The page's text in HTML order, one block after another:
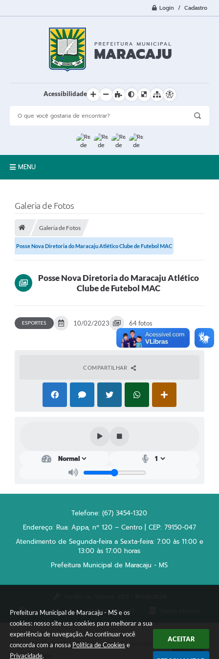
Prefeitura Municipal de Maracaju - MS e os
cookies: nosso site usa cookies para melhorar a sua
experiência de navegação. Ao continuar você
concorda com a nossa Política de Cookies e
Privacidade.
ACEITAR
Login / Cadastro
Acessibilidade
MENU
Prefeitura
LGPD
Licitações
Publicações
Serviços para o cidadão
Serviços para a empresa
Plano Municipal de Enfrentamento da Pandemia em
Decorrência de COVID-19 Comércio - Adesão ao
Plano Municipal de Enfrentamento da Pandemia em
Galeria de Fotos
Galeria de Fotos
Posse Nova Diretoria do Maracaju Atlético Clube de Futebol MAC
Posse Nova Diretoria do Maracaju Atlético
Clube de Futebol MAC
ESPORTES 10/02/2023 64 fotos
COMPARTILHAR
Telefone: (67) 3454-1320
Endereço: Rua: Appa, nº 120 – Centro | CEP: 79150-047
Atendimento de Segunda-feira a Sexta-feira: 7:00 às 11:00 e
13:00 às 17:00 horas
Prefeitura Municipal de Maracaju - MS
Portal atualizado em:07/08/2026 16:57
Copyright Instar - 2006-2026. Todos os direitos reservados -
Instar Tecnologia